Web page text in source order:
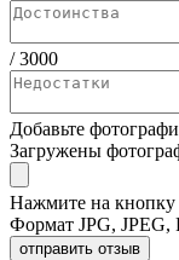
/3000
Добавьте
Загружены
Нажмите на кнопку
Формат JPG, JPEG,
отправить отзыв